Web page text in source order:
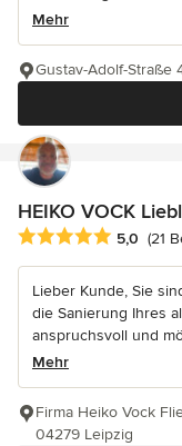
Mehr
Gustav-Adolf-Straße
HEIKO VOCK
Durchschnittliche
5,0 (21
Lieber Kunde, Sie
die Sanierung Ihres
anspruchsvoll und
Mehr
Firma Heiko Vock
04279 Leipzig